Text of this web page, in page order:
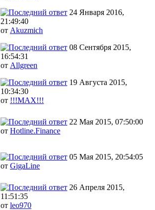
24 Января 2016,
21:49:40
от Akuzmich
08 Сентября 2015,
16:54:31
от Allgreen
19 Августа 2015,
10:34:30
от !!!MAX!!!
22 Мая 2015, 07:50:00
от Hotline.Finance
05 Мая 2015, 20:54:05
от GigaLine
26 Апреля 2015,
11:51:35
от leo970